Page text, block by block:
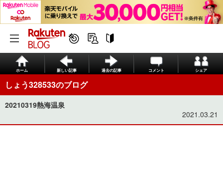
ホーム 新しい記事 過去の記事 コメント シェア
しょう328533のブログ
20210319熱海温泉
2021.03.21